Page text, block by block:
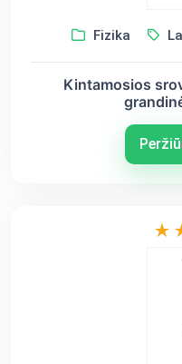
Fizika
Kintamosios